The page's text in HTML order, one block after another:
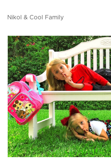
Nikol & Cool Family